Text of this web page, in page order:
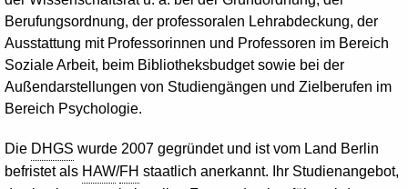
Berufungsordnung, der professoralen Lehrabdeckung, der
Ausstattung mit Professorinnen und Professoren im Bereich
Soziale Arbeit, beim Bibliotheksbudget sowie bei der
Außendarstellungen von Studiengängen und Zielberufen im
Bereich Psychologie.
Die DHGS wurde 2007 gegründet und ist vom Land Berlin
befristet als HAW/FH staatlich anerkannt. Ihr Studienangebot,